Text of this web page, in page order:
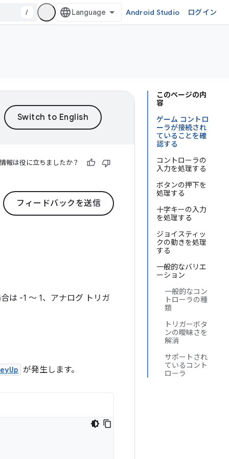
/ Android Studio ログイン
このページの内
容
ゲーム コントロ
ーラが接続され
ていることを確
認する
コントローラの
入力を処理する
ボタンの押下を
処理する
十字キーの入力
を処理する
ジョイスティッ
クの動きを処理
する
一般的なバリエ
ーション
一般的なコン
トローラの種
類
トリガーボタ
ンの曖昧さを
解消
サポートされ
ているコント
ローラ
報は役に立ちましたか？
フィードバックを送信
は -1 ～ 1、アナログ トリガ
が発生します。